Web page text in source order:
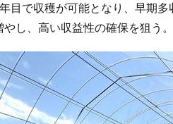
目で収穫が可能となり、早期
し、高い収益性の確保を狙う。